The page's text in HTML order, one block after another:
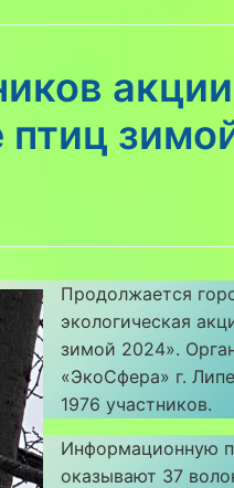
акции
Продолжается
экологическая
зимой 2024».
«ЭкоСфера» г.
1976 участников.
Информационную
оказывают 37